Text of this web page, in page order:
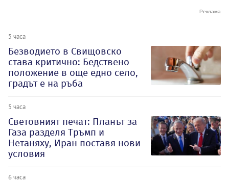
5 часа
Безводието в Свищовско
става критично: Бедствено
положение в още едно село,
градът е на ръба
5 часа
Световният печат: Планът за
Газа разделя Тръмп и
Нетаняху, Иран поставя нови
условия
6 часа